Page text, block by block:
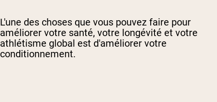
L'une des choses que vous pouvez faire pour
améliorer votre santé, votre longévité et votre
athlétisme global est d'améliorer votre
conditionnement.